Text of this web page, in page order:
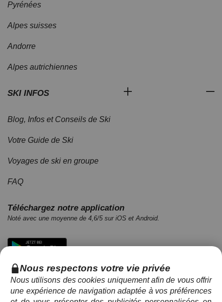
Pyrénées
Alpes suisses
Andorre
Alpes autrichiennes
SKI INFOS
Blog, Infos et Conseils de Ski
Votre Guide de Ski
Voyages de ski en groupe
FAQ
Téléchargez notre application
Noté avec une moyenne de 4,6/5 sur iOS et Android.
Nous respectons votre vie privée
Nous utilisons des cookies uniquement afin de vous offrir
une expérience de navigation adaptée à vos préférences